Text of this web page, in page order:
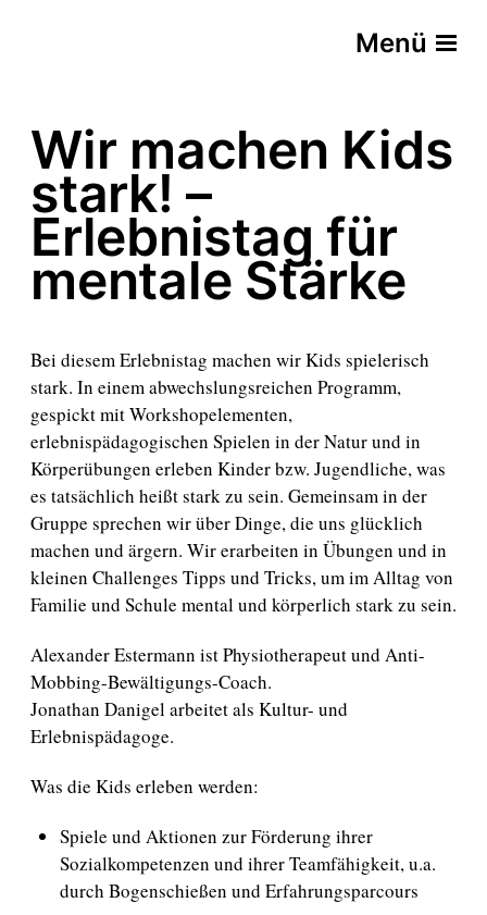
Menü
Wir machen Kids
stark! –
Erlebnistag für
mentale Stärke
Bei diesem Erlebnistag machen wir Kids spielerisch
stark. In einem abwechslungsreichen Programm,
gespickt mit Workshopelementen,
erlebnispädagogischen Spielen in der Natur und in
Körperübungen erleben Kinder bzw. Jugendliche, was
es tatsächlich heißt stark zu sein. Gemeinsam in der
Gruppe sprechen wir über Dinge, die uns glücklich
machen und ärgern. Wir erarbeiten in Übungen und in
kleinen Challenges Tipps und Tricks, um im Alltag von
Familie und Schule mental und körperlich stark zu sein.
Alexander Estermann ist Physiotherapeut und Anti-
Mobbing-Bewältigungs-Coach.
Jonathan Danigel arbeitet als Kultur- und
Erlebnispädagoge.
Was die Kids erleben werden:
Spiele und Aktionen zur Förderung ihrer
Sozialkompetenzen und ihrer Teamfähigkeit, u.a.
durch Bogenschießen und Erfahrungsparcours